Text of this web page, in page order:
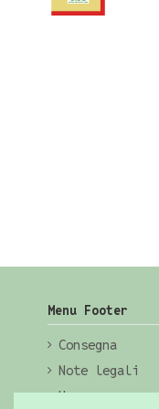
Menu Footer
Consegna
Note legali
Home